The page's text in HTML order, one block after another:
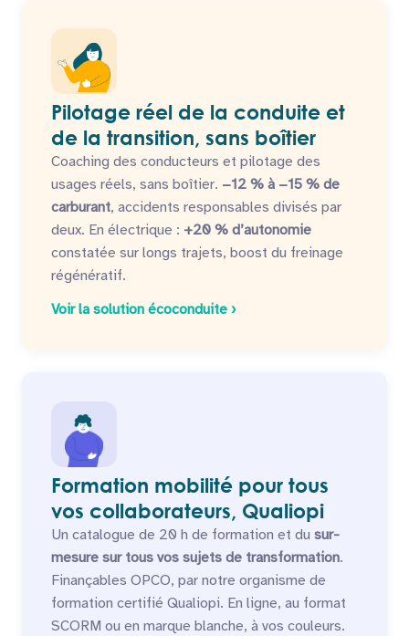
Pilotage réel de la conduite et
de la transition, sans boîtier
Coaching des conducteurs et pilotage des
usages réels, sans boîtier. −12 % à −15 % de
carburant, accidents responsables divisés par
deux. En électrique : +20 % d’autonomie
constatée sur longs trajets, boost du freinage
régénératif.
Voir la solution écoconduite ›
Formation mobilité pour tous
vos collaborateurs, Qualiopi
Un catalogue de 20 h de formation et du sur-
mesure sur tous vos sujets de transformation.
Finançables OPCO, par notre organisme de
formation certifié Qualiopi. En ligne, au format
SCORM ou en marque blanche, à vos couleurs.